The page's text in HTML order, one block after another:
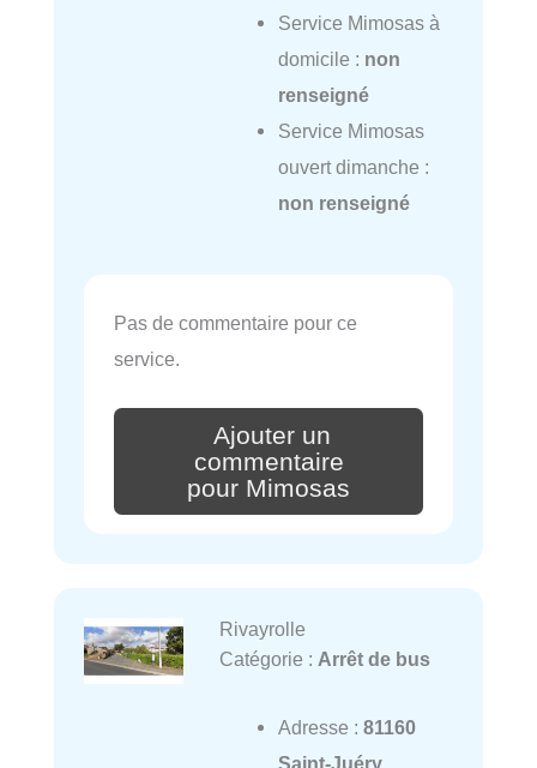
Service Mimosas à
domicile : non
renseigné
Service Mimosas
ouvert dimanche :
non renseigné
Pas de commentaire pour ce
service.
Ajouter un
commentaire
pour Mimosas
Rivayrolle
Catégorie : Arrêt de bus
Adresse : 81160
Saint-Juéry